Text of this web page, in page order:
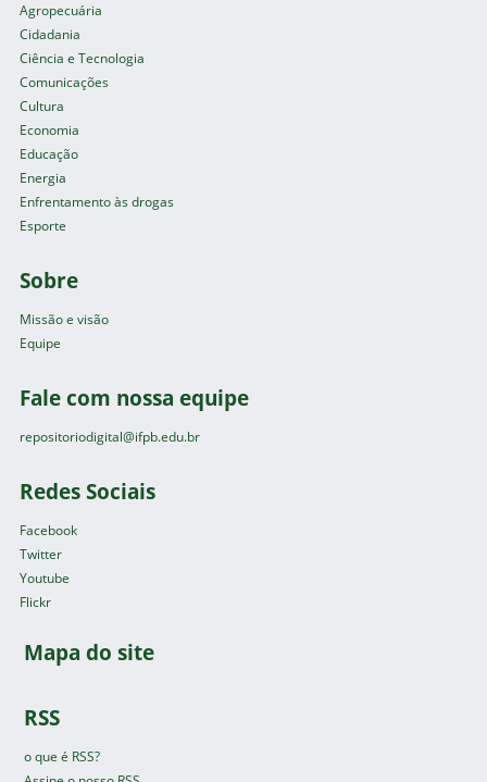
Agropecuária
Cidadania
Ciência e Tecnologia
Comunicações
Cultura
Economia
Educação
Energia
Enfrentamento às drogas
Esporte
Sobre
Missão e visão
Equipe
Fale com nossa equipe
repositoriodigital@ifpb.edu.br
Redes Sociais
Facebook
Twitter
Youtube
Flickr
Mapa do site
RSS
o que é RSS?